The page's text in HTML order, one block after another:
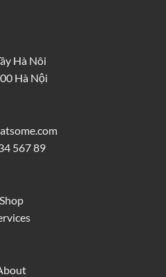
Hà Nôi
Hà Nội
567 89
Shop